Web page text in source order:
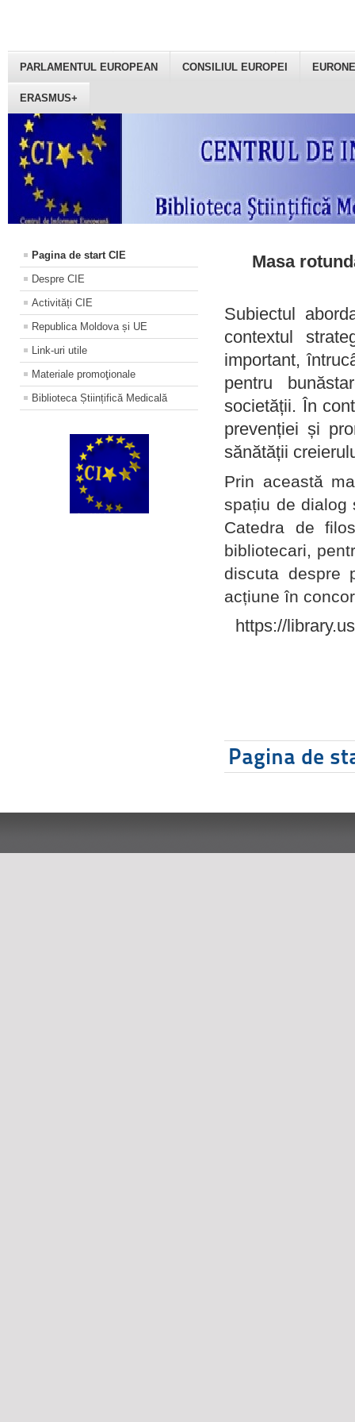
PARLAMENTUL EUROPEAN CONSILIUL EUROPEI
ERASMUS+
Pagina de start CIE
Despre CIE
Activități CIE
Republica Moldova și UE
Link-uri utile
Materiale promoţionale
Biblioteca Științifică Medicală
Masa
Subiectul
contextul
important,
pentru
societății. În
prevenției și
sănătății
Prin această
spațiu de dialog
Catedra de
bibliotecari,
discuta despre
acțiune în
https://
Pagina de